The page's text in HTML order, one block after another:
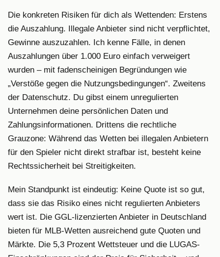
Die konkreten Risiken für dich als Wettenden: Erstens
die Auszahlung. Illegale Anbieter sind nicht verpflichtet,
Gewinne auszuzahlen. Ich kenne Fälle, in denen
Auszahlungen über 1.000 Euro einfach verweigert
wurden – mit fadenscheinigen Begründungen wie
„Verstöße gegen die Nutzungsbedingungen“. Zweitens
der Datenschutz. Du gibst einem unregulierten
Unternehmen deine persönlichen Daten und
Zahlungsinformationen. Drittens die rechtliche
Grauzone: Während das Wetten bei illegalen Anbietern
für den Spieler nicht direkt strafbar ist, besteht keine
Rechtssicherheit bei Streitigkeiten.
Mein Standpunkt ist eindeutig: Keine Quote ist so gut,
dass sie das Risiko eines nicht regulierten Anbieters
wert ist. Die GGL-lizenzierten Anbieter in Deutschland
bieten für MLB-Wetten ausreichend gute Quoten und
Märkte. Die 5,3 Prozent Wettsteuer und die LUGAS-